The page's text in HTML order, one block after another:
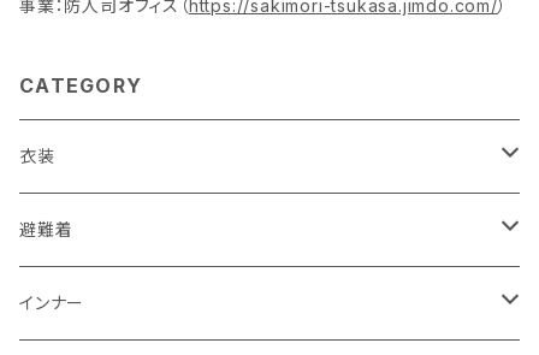
事業：防人司オフィス（ https://sakimori-tsukasa.jimdo.com/）
CATEGORY
衣装
活動服（防災服）
ドライウエア
レスキュー
避難着
レディス
インナー